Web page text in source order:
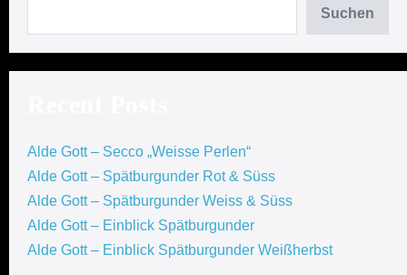
Suchen
Alde Gott – Secco „Weisse Perlen“
Alde Gott – Spätburgunder Rot & Süss
Alde Gott – Spätburgunder Weiss & Süss
Alde Gott – Einblick Spätburgunder
Alde Gott – Einblick Spätburgunder Weißherbst